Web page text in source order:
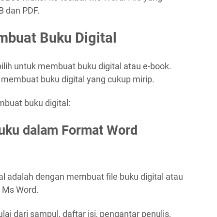
dan PDF.
Buku Digital
untuk membuat buku digital atau e-book.
buku digital yang cukup mirip.
buku digital:
dalam Format Word
adalah dengan membuat file buku digital atau
Word.
dari sampul, daftar isi, pengantar penulis,